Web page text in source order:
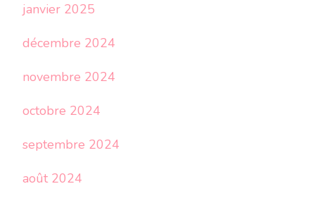
janvier 2025
décembre 2024
novembre 2024
octobre 2024
septembre 2024
août 2024